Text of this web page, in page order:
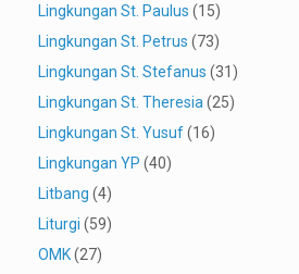
Lingkungan St. Paulus (15)
Lingkungan St. Petrus (73)
Lingkungan St. Stefanus (31)
Lingkungan St. Theresia (25)
Lingkungan St. Yusuf(16)
Lingkungan YP (40)
Litbang (4)
Liturgi (59)
OMK(27)